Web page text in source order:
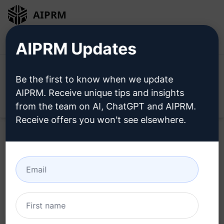
AIPRM
Home / Yapay Zeka İpuçları / Copywriting Prompts
Marketing Prompts
512
0 418
AIPRM Updates
Be the first to know when we update
AIPRM. Receive unique tips and insights
from the team on AI, ChatGPT and AIPRM.
Receive offers you won't see elsewhere.